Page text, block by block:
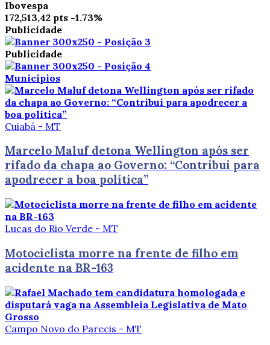
Ibovespa
172,513,42 pts -1.73%
Publicidade
Publicidade
Municípios
Cuiabá - MT
Marcelo Maluf detona Wellington após ser
rifado da chapa ao Governo: “Contribui para
apodrecer a boa política”
Lucas do Rio Verde - MT
Motociclista morre na frente de filho em
acidente na BR-163
Campo Novo do Parecis - MT